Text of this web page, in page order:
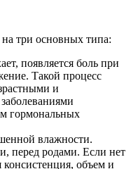
на три основных типа:
появляется боль при
Такой процесс
и
гормональных
влажности.
перед родами. Если нет
консистенция, объем и